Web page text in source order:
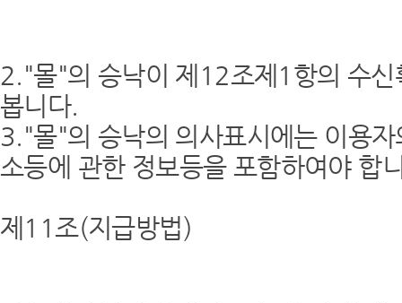
2."몰"의 승낙이 제12조제1항의 수신
봅니다.
3."몰"의 승낙의 의사표시에는 이용
소등에 관한 정보등을 포함하여야 합
제11조(지급방법)